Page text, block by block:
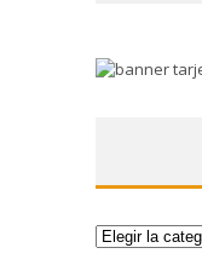
Categorías